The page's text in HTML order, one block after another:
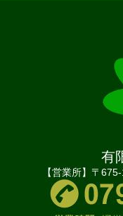
有
【営業所】〒